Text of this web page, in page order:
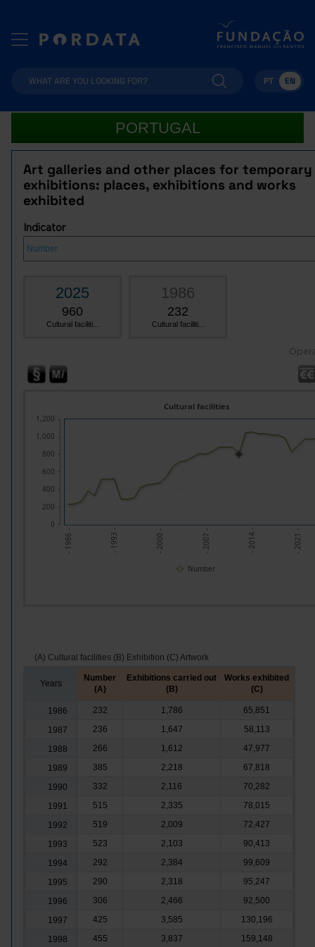
PT EN
PORTUGAL
Art galleries and other places for temporary
exhibitions: places, exhibitions and works
exhibited
Indicator
2025
960
Cultural faciliti...
1986
232
Cultural faciliti...
- 1986 - - 1993 - - 2000 - - 2007 - - 2014 - - 2021 -
Cultural facilities
0
200
400
600
800
1,000
1,200
Number
(A) Cultural facilities (B) Exhibition (C) Artwork
Years
Number
(A)
Exhibitions carried out
(B)
Works exhibited
(C)
1986 232 1,786
65,851
1987
236 1,647
58,113
1988
266 1,612
47,977
1989
385 2,218
67,818
1990
332 2,116
70,282
1991
515 2,335
78,015
1992
519 2,009
72,427
1993
523 2,103
90,413
1994
292 2,384
99,609
1995
290 2,318
95,247
1996
306 2,466
92,500
1997
425 3,585
130,196
1998
455 3,837
159,148